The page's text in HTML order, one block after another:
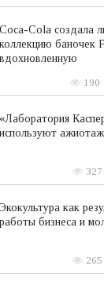
Coca-Cola создала
коллекцию баночек
вдохновленную
190
«Лаборатория
используют
327
Экокультура как
работы бизнеса и
265